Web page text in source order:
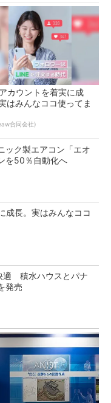
カウントを着実に成
はみんなココ使ってま
合同会社)
ック製エアコン「エオ
を50％自動化へ
成長。実はみんなココ
適 積水ハウスとパナ
発売